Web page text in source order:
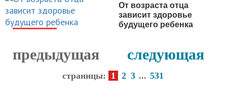
От возраста отца
зависит здоровье
будущего ребенка
предыдущая следующая
страницы: 1 2 3 ... 531